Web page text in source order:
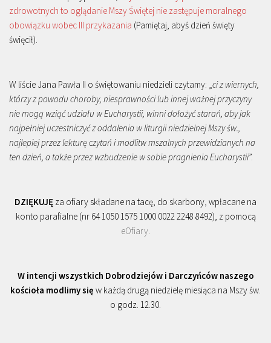
zdrowotnych to oglądanie Mszy Świętej nie zastępuje moralnego
obowiązku wobec III przykazania (Pamiętaj, abyś dzień święty
święcił).
W liście Jana Pawła II o świętowaniu niedzieli czytamy: „ci z wiernych,
którzy z powodu choroby, niesprawności lub innej ważnej przyczyny
nie mogą wziąć udziału w Eucharystii, winni dołożyć starań, aby jak
najpełniej uczestniczyć z oddalenia w liturgii niedzielnej Mszy św.,
najlepiej przez lekturę czytań i modlitw mszalnych przewidzianych na
ten dzień, a także przez wzbudzenie w sobie pragnienia Eucharystii”.
DZIĘKUJĘ za ofiary składane na tacę, do skarbony, wpłacane na
konto parafialne (nr 64 1050 1575 1000 0022 2248 8492), z pomocą
eOfiary.
W intencji wszystkich Dobrodziejów i Darczyńców naszego
kościoła modlimy się w każdą drugą niedzielę miesiąca na Mszy św.
o godz. 12.30.